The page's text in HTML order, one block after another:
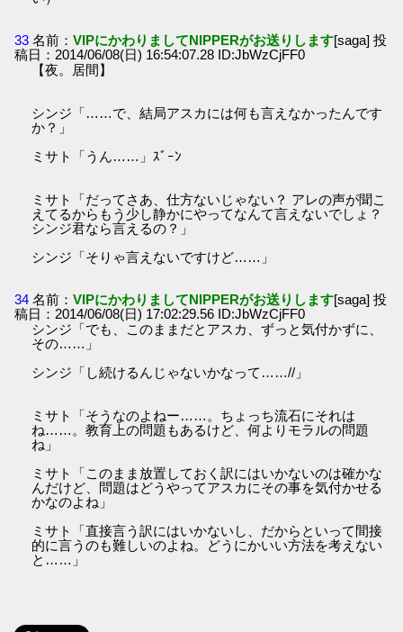
33 名前：VIPにかわりましてNIPPERがお送りします[saga] 投
稿日：2014/06/08(日) 16:54:07.28 ID:JbWzCjFF0
【夜。居間】
シンジ「……で、結局アスカには何も言えなかったんです
か？」
ミサト「うん……」ｽﾞｰﾝ
ミサト「だってさあ、仕方ないじゃない？ アレの声が聞こ
えてるからもう少し静かにやってなんて言えないでしょ？
シンジ君なら言えるの？」
シンジ「そりゃ言えないですけど……」
34 名前：VIPにかわりましてNIPPERがお送りします[saga] 投
稿日：2014/06/08(日) 17:02:29.56 ID:JbWzCjFF0
シンジ「でも、このままだとアスカ、ずっと気付かずに、
その……」
シンジ「し続けるんじゃないかなって……//」
ミサト「そうなのよねー……。ちょっち流石にそれは
ね……。教育上の問題もあるけど、何よりモラルの問題
ね」
ミサト「このまま放置しておく訳にはいかないのは確かな
んだけど、問題はどうやってアスカにその事を気付かせる
かなのよね」
ミサト「直接言う訳にはいかないし、だからといって間接
的に言うのも難しいのよね。どうにかいい方法を考えない
と……」